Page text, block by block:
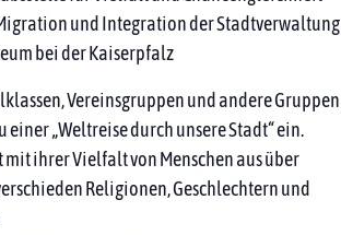
und Integration der Stadtverwaltung
bei der Kaiserpfalz
Vereinsgruppen und andere Gruppen
einer „Weltreise durch unsere Stadt“ ein.
ihrer Vielfalt von Menschen aus über
Religionen, Geschlechtern und